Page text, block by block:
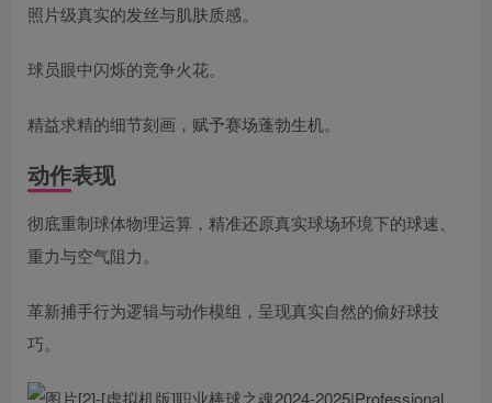
照片级真实的发丝与肌肤质感。
球员眼中闪烁的竞争火花。
精益求精的细节刻画，赋予赛场蓬勃生机。
动作表现
彻底重制球体物理运算，精准还原真实球场环境下的球速、
重力与空气阻力。
革新捕手行为逻辑与动作模组，呈现真实自然的偷好球技
巧。